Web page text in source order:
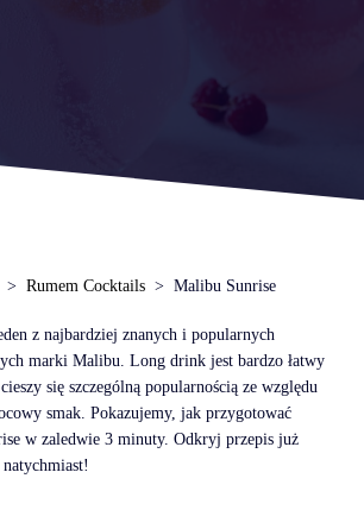
Rumem Cocktails Malibu Sunrise
z najbardziej znanych i popularnych
marki Malibu. Long drink jest bardzo łatwy
się szczególną popularnością ze względu
smak. Pokazujemy, jak przygotować
w zaledwie 3 minuty. Odkryj przepis już